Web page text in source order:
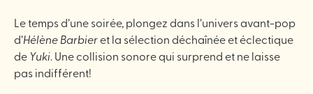
Le temps d’une soirée, plongez dans l’univers avant-pop
d’Hélène Barbieret la sélection déchaînée et éclectique
de Yuki. Une collision sonore qui surprend et ne laisse
pas indifférent!